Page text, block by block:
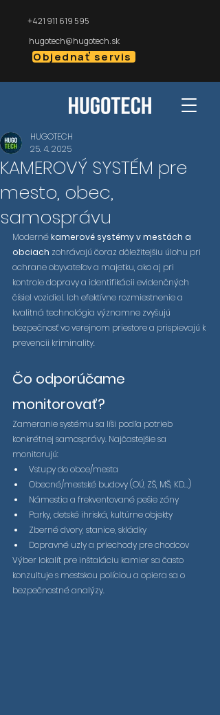
+421 911 619 595
hugotech@hugotech.sk
Objednať servis
KAMEROVÝ SYSTÉM pre
mesto, obec,
samosprávu
HUGOTECH
25. 4. 2025
Moderné kamerové systémy v mestách a
obciach zohrávajú čoraz dôležitejšiu úlohu pri
ochrane obyvateľov a majetku, ako aj pri
kontrole dopravy a identifikácii evidenčných
čísiel vozidiel. Ich efektívne rozmiestnenie a
kvalitná technológia významne zvyšujú
bezpečnosť vo verejnom priestore a prispievajú k
prevencii kriminality.
Čo odporúčame
monitorovať?
Zameranie systému sa líši podľa potrieb
konkrétnej samosprávy. Najčastejšie sa
monitorujú:
Vstupy do obce/mesta
Obecné/mestské budovy (OÚ, ZŠ, MŠ, KD...)
Námestia a frekventované pešie zóny
Parky, detské ihriská, kultúrne objekty
Zberné dvory, stanice, skládky
Dopravné uzly a priechody pre chodcov
Výber lokalít pre inštaláciu kamier sa často
konzultuje s mestskou políciou a opiera sa o
bezpečnostné analýzy.